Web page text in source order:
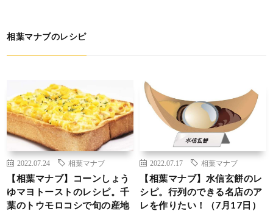
相葉マナブのレシピ
2022.07.24 相葉マナブ
【相葉マナブ】コーンしょう
ゆマヨトーストのレシピ。千
葉のトウモロコシで旬の産地
2022.07.17 相葉マナブ
【相葉マナブ】水信玄餅のレ
シピ。行列のできる名店のア
レを作りたい！（7月17日）